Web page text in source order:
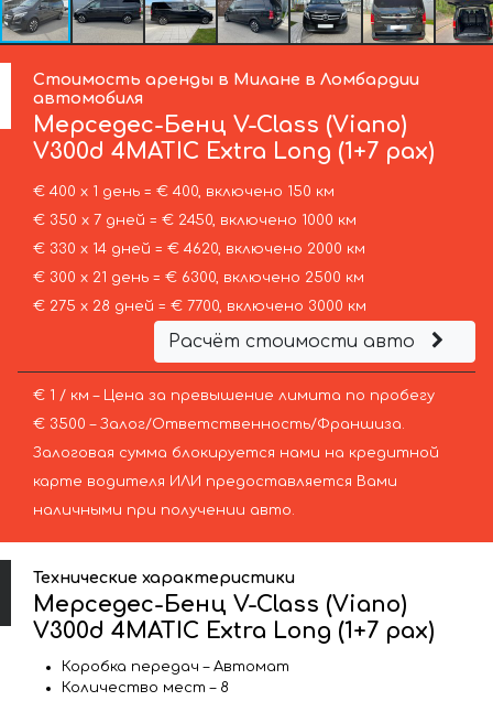
Стоимость аренды в Милане в Ломбардии
автомобиля
Мерседес-Бенц V-Class (Viano)
V300d 4MATIC Extra Long (1+7 pax)
€ 400 х 1 день = € 400, включено 150 км
€ 350 х 7 дней = € 2450, включено 1000 км
€ 330 х 14 дней = € 4620, включено 2000 км
€ 300 х 21 день = € 6300, включено 2500 км
€ 275 х 28 дней = € 7700, включено 3000 км
Расчёт стоимости авто
€ 1 / км – Цена за превышение лимита по пробегу
€ 3500 – Залог/Ответственность/Франшиза.
Залоговая сумма блокируется нами на кредитной
карте водителя ИЛИ предоставляется Вами
наличными при получении авто.
Технические характеристики
Мерседес-Бенц V-Class (Viano)
V300d 4MATIC Extra Long (1+7 pax)
Коробка передач – Автомат
Количество мест – 8